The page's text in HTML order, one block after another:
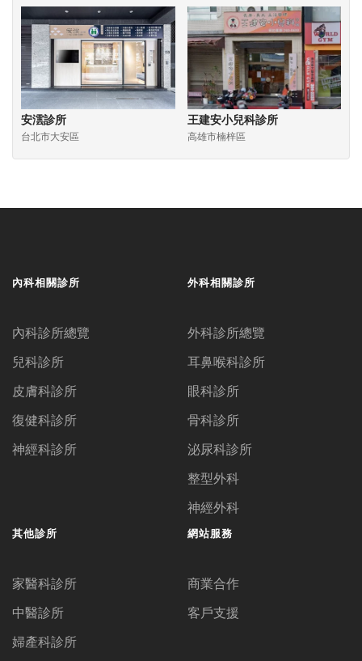
安澐診所
台北市大安區
王建安小兒科診所
高雄市楠梓區
內科相關診所
內科診所總覽
兒科診所
皮膚科診所
復健科診所
神經科診所
外科相關診所
外科診所總覽
耳鼻喉科診所
眼科診所
骨科診所
泌尿科診所
整型外科
神經外科
其他診所
家醫科診所
中醫診所
婦產科診所
網站服務
商業合作
客戶支援